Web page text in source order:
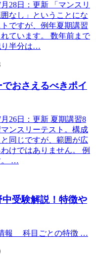
28日：更新 「マンスリ
なし」ということにな
ですが、例年夏期講習
ています。 数年前まで
り半分は…
おさえるべきポイ
26日：更新 夏期講習8
ンスリーテスト。構成
同じですが、範囲が広
けではありません。 例
。 …
中受験解説！特徴や
報 科目ごとの特徴 …